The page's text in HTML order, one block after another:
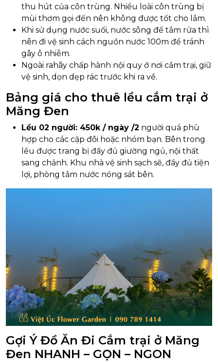
thu hút của côn trùng. Nhiều loài côn trùng bị
mùi thơm gọi đến nên không được tốt cho lắm.
Khi sử dụng nước suối, nước sông để tắm rửa thì
nên đi vệ sinh cách nguồn nước 100m để tránh
gây ô nhiễm.
Ngoài rahãy chấp hành nội quy ở nơi cắm trại, giữ
vệ sinh, dọn dẹp rác trước khi ra về.
Bảng giá cho thuê lều cắm trại ở
Măng Đen
Lều 02 người: 450k / ngày /2 người quá phù
hợp cho các cặp đôi hoặc nhóm bạn. Bên trong
lều được trang bị đầy đủ giường ngủ, nội thất
sang chảnh. Khu nhà vệ sinh sạch sẽ, đầy đủ tiện
lợi, phòng tắm nước nóng sát bên.
Gợi Ý Đồ Ăn Đi Cắm trại ở Măng
Đen NHANH – GỌN – NGON